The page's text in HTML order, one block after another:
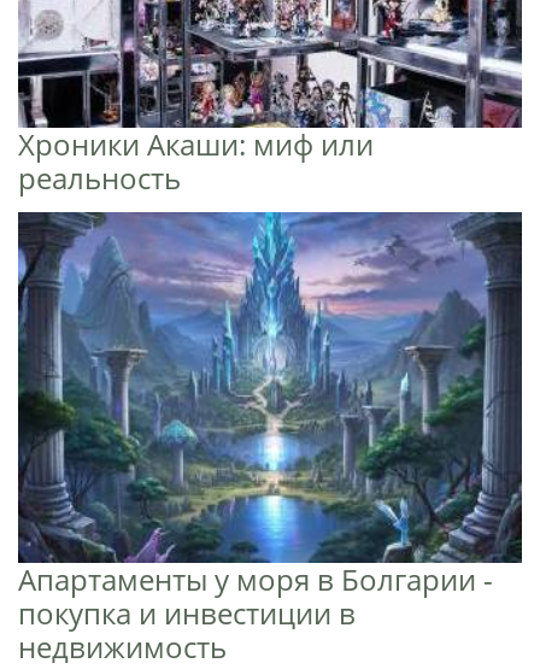
Хроники Акаши: миф или
реальность
Апартаменты у моря в Болгарии -
покупка и инвестиции в
недвижимость